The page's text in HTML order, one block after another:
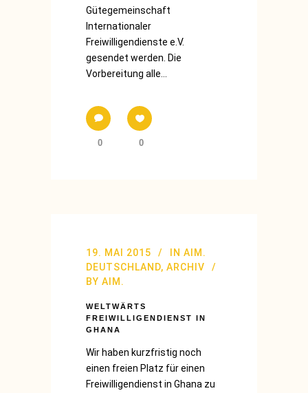
Gütegemeinschaft
Internationaler
Freiwilligendienste e.V.
gesendet werden. Die
Vorbereitung alle...
0 0
19. MAI 2015 IN AIM.
DEUTSCHLAND, ARCHIV
BY AIM.
WELTWÄRTS
FREIWILLIGENDIENST IN
GHANA
Wir haben kurzfristig noch
einen freien Platz für einen
Freiwilligendienst in Ghana zu